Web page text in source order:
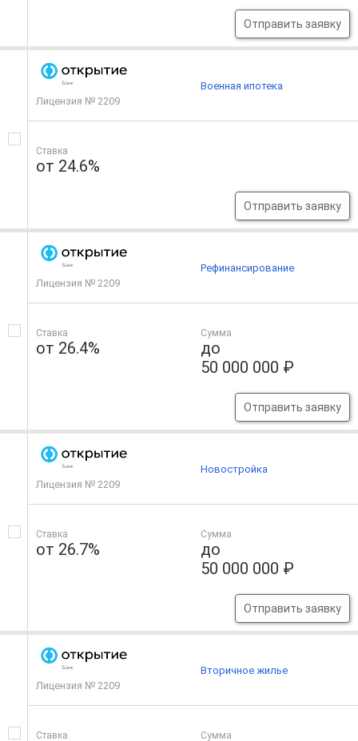
Отправить заявку
Лицензия № 2209
Ставка
от 24.6%
Отправить заявку
Военная ипотека
Лицензия № 2209
Ставка
от 26.4%
Сумма
до
50 000 000 ₽
Отправить заявку
Рефинансирование
Лицензия № 2209
Ставка
от 26.7%
Сумма
до
50 000 000 ₽
Отправить заявку
Новостройка
Лицензия № 2209
Ставка Сумма
Вторичное жилье